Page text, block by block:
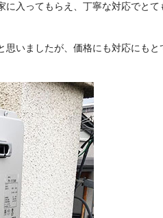
入ってもらえ、丁寧な対応でと
いましたが、価格にも対応にもと